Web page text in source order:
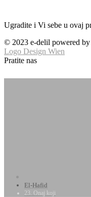
Ugradite i Vi sebe u ovaj
© 2023 e-delil powered by
Logo Design Wien
Pratite nas
El-Hafid
23. Onaj koji